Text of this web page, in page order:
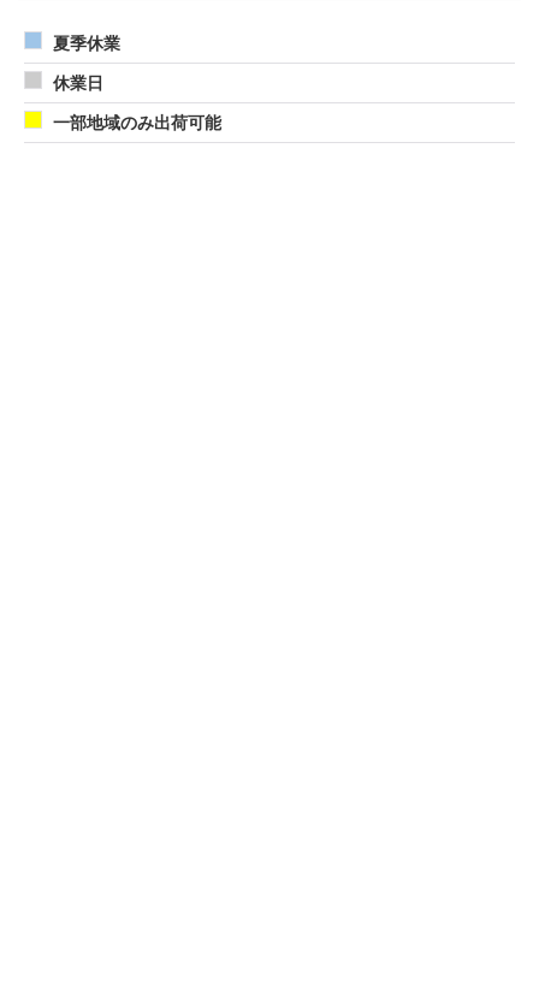
夏季休業
休業日
一部地域のみ出荷可能